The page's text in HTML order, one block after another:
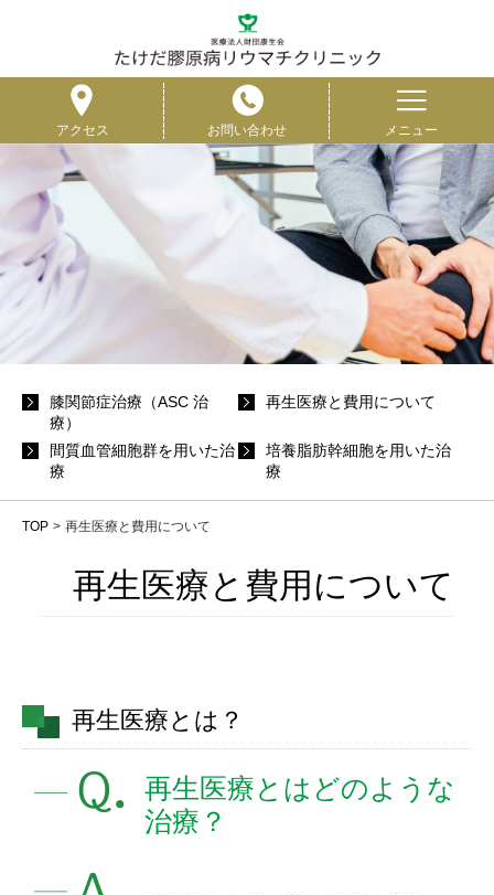
アクセス お問い合わせ メニュー
膝関節症治療（ASC 治
療）
再生医療と費用について
間質血管細胞群を用いた治
療
培養脂肪幹細胞を用いた治
療
TOP 再生医療と費用について
再生医療と費用について
再生医療とは？
再生医療とはどのような
治療？